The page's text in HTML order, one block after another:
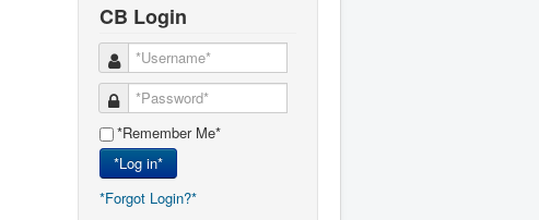
CB Login
*Remember Me*
*Log in*
*Forgot Login?*